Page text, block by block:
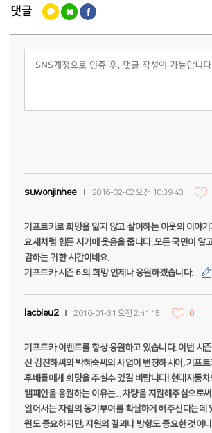
댓글
suwonjinhee 2016-02-02 오전 10:39:40
기프트카로 희망을 잃지 않고 살아하는 이웃의 이야기
요새처럼 힘든 시기에 웃음을 줍니다. 모든 국민이 알
감하는 귀한 시간이네요.
기프트카 시즌 6 의 희망 언제나 응원하겠습니다.
lacbleu2 2016-01-31 오전 2:41:15 0
기프트카 이벤트를 항상 응원하고 있습니다. 이번 시
신 김진하씨와 박혜숙씨의 사업이 번창하시어, 기프
후배들에게 희망을 주실수 있길 바랍니다! 현대자동
캠패인을 응원하는 이유는... 차량을 지원해주심으로
일어서는 자립의 동기부여를 확실하게 해주신다는데
원도 중요하지만, 지원의 결과나 방향도 중요한 것이